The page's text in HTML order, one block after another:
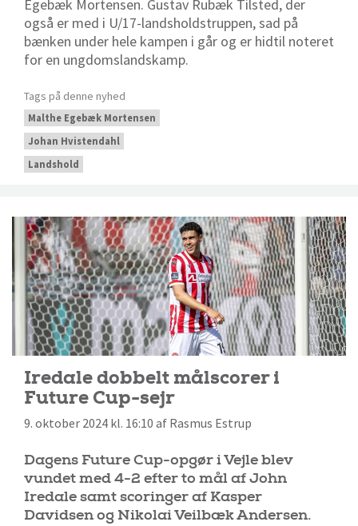
Egebæk Mortensen. Gustav Rubæk Tilsted, der
også er med i U/17-landsholdstruppen, sad på
bænken under hele kampen i går og er hidtil noteret
for en ungdomslandskamp.
Tags på denne nyhed
Malthe Egebæk Mortensen
Johan Hvistendahl
Landshold
Iredale dobbelt målscorer i
Future Cup-sejr
9. oktober 2024 kl. 16:10 af Rasmus Estrup
Dagens Future Cup-opgør i Vejle blev
vundet med 4-2 efter to mål af John
Iredale samt scoringer af Kasper
Davidsen og Nikolai Veilbæk Andersen.